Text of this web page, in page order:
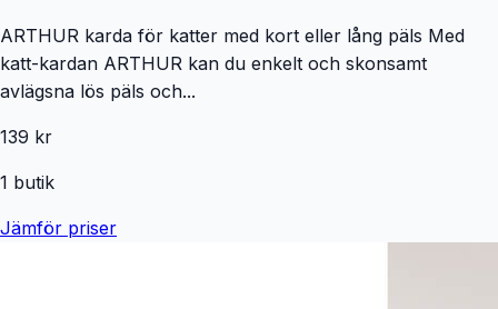
ARTHUR karda för katter med kort eller lång päls Med
katt-kardan ARTHUR kan du enkelt och skonsamt
avlägsna lös päls och...
139 kr
1 butik
Jämför priser